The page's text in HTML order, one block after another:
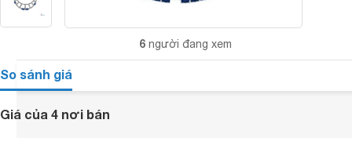
6 người đang xem
So sánh giá
Giá của 4 nơi bán